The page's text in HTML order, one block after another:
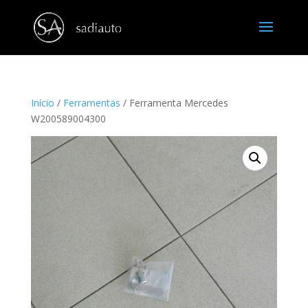
Início / Ferramentas / Ferramenta Mercedes
W200589004300